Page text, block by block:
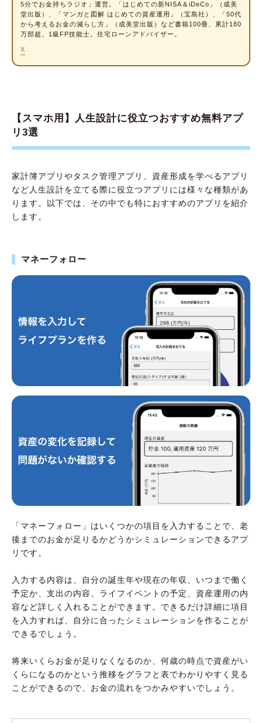
る
情報が一元化されて把握しやすい
談が必要
人生設計の意味とは
目標や習慣づくりを支援するアプリ
家族・ライフイベントの備えに便利なアプリ
5分でお金持ちラジオ」運営。「はじめての新NISA＆iDeCo」（成美
堂出版）、「マンガと図解 はじめての資産運用」（宝島社）、「50代
から考えるお金の減らし方」（成美堂出版）など書籍100冊、累計180
万部超。1級FP技能士。住宅ローンアドバイザー。
X
【スマホ用】人生設計に役立つおすすめ無料アプ
リ3選
家計簿アプリやタスク管理アプリ、資産形成を学べるアプリ
など人生設計を立てる際に役立つアプリには様々な種類があ
ります。以下では、その中でも特におすすめのアプリを紹介
します。
マネーフォロー
「マネーフォロー」はいくつかの項目を入力することで、老
後までのお金が足りるかどうかシミュレーションできるアプ
リです。
入力する内容は、自分の誕生年や現在の年収、いつまで働く
予定か、支出の内容、ライフイベントの予定、資産運用の内
容など詳しく入れることができます。できるだけ詳細に項目
を入力すれば、自分に合ったシミュレーションを作ることが
できるでしょう。
将来いくらお金が足りなくなるのか、何歳の時点で資産がい
くらになるのかという推移をグラフと表でわかりやすく見る
ことができるので、お金の流れをつかみやすいでしょう。